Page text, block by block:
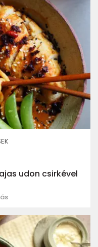
udon csirkével